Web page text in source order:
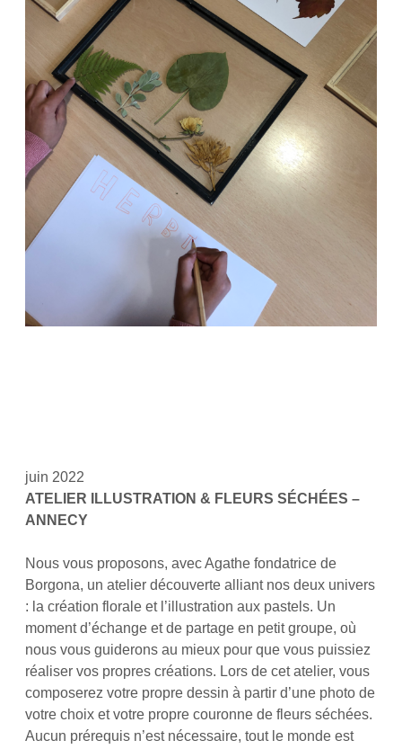
juin 2022
ATELIER ILLUSTRATION & FLEURS S ÉCHÉES –
ANNECY
Nous vous proposons, avec Agathe fondatrice de
Borgona, un atelier découverte alliant nos deux univers
: la création florale et l’illustration aux pastels. Un
moment d’échange et de partage en petit groupe, où
nous vous guiderons au mieux pour que vous puissiez
réaliser vos propres créations. Lors de cet atelier, vous
composerez votre propre dessin à partir d’une photo de
votre choix et votre propre couronne de fleurs séchées.
Aucun prérequis n’est nécessaire, tout le monde est